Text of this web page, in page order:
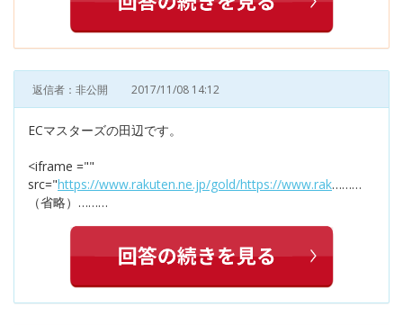
返信者：非公開 2017/11/08 14:12
ECマスターズの田辺です。
<iframe =""
src="https://www.rakuten.ne.jp/gold/https://www.rak………
（省略）………